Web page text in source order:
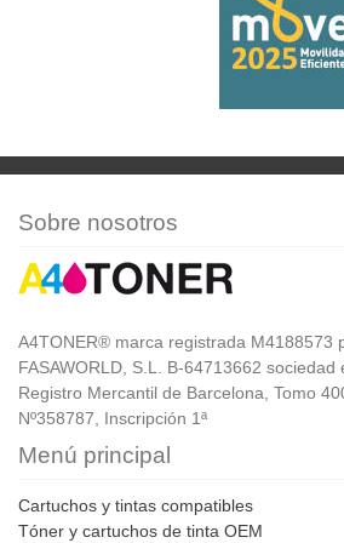
Sobre nosotros
A4TONER® marca registrada M4188573
FASAWORLD, S.L. B-64713662
Registro Mercantil de Barcelona, Tomo
Nº358787, Inscripción 1ª
Menú principal
Cartuchos y tintas compatibles
Tóner y cartuchos de tinta OEM